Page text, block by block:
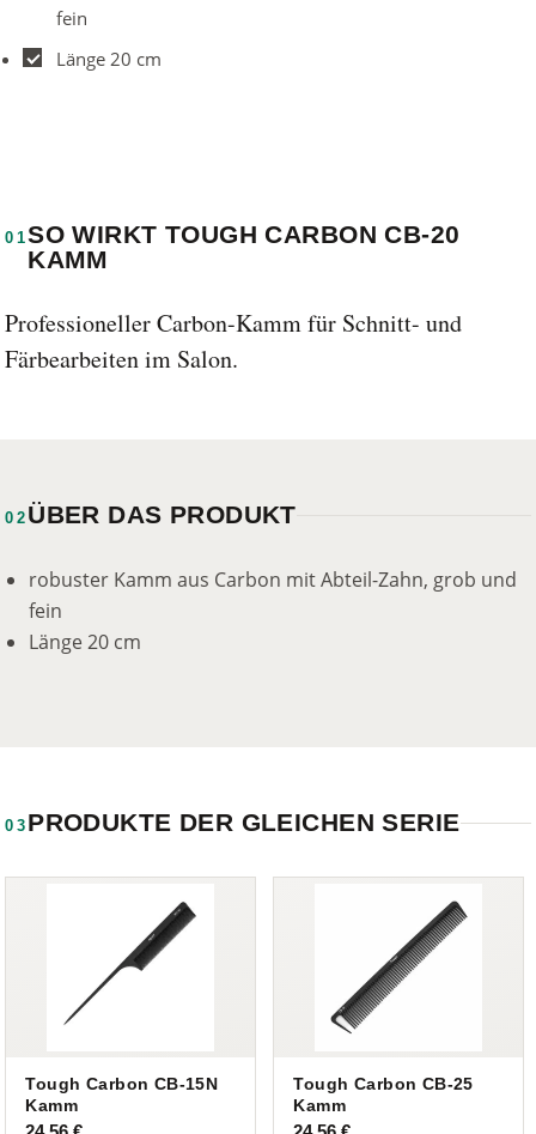
fein
Länge 20 cm
01SO WIRKT TOUGH CARBON CB-20
KAMM
Professioneller Carbon-Kamm für Schnitt- und
Färbearbeiten im Salon.
02 ÜBER DAS PRODUKT
robuster Kamm aus Carbon mit Abteil-Zahn, grob und
fein
Länge 20 cm
03 PRODUKTE DER GLEICHEN SERIE
Tough Carbon CB-15N
Kamm
Tough Carbon CB-25
Kamm